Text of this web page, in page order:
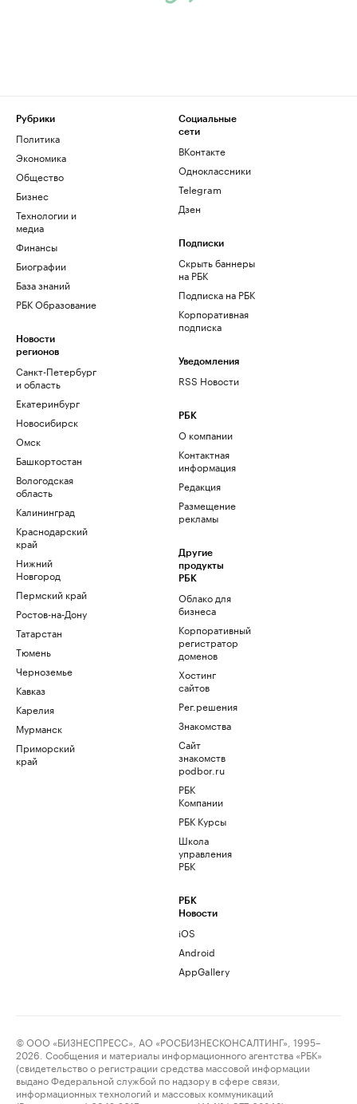
Рубрики
Политика
Экономика
Общество
Бизнес
Технологии и
медиа
Финансы
Биографии
База знаний
РБК Образование
Новости
регионов
Санкт-Петербург
и область
Екатеринбург
Новосибирск
Омск
Башкортостан
Вологодская
область
Калининград
Краснодарский
край
Нижний
Новгород
Пермский край
Ростов-на-Дону
Татарстан
Тюмень
Черноземье
Кавказ
Карелия
Мурманск
Приморский
край
Социальные
сети
ВКонтакте
Одноклассники
Telegram
Дзен
Подписки
Скрыть баннеры
на РБК
Подписка на РБК
Корпоративная
подписка
Уведомления
RSS Новости
РБК
О компании
Контактная
информация
Редакция
Размещение
рекламы
Другие
продукты
РБК
Облако для
бизнеса
Корпоративный
регистратор
доменов
Хостинг
сайтов
Рег.решения
Знакомства
Сайт
знакомств
podbor.ru
РБК
Компании
РБК Курсы
Школа
управления
РБК
РБК
Новости
iOS
Android
AppGallery
© ООО «БИЗНЕСПРЕСС», АО «РОСБИЗНЕСКОНСАЛТИНГ», 1995–
2026. Сообщения и материалы информационного агентства «РБК»
(свидетельство о регистрации средства массовой информации
выдано Федеральной службой по надзору в сфере связи,
информационных технологий и массовых коммуникаций